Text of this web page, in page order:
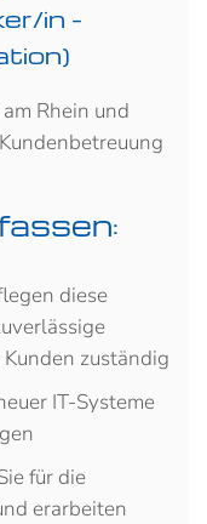
in -
Rhein und
diese
zuständig
IT-Systeme
für die
erarbeiten